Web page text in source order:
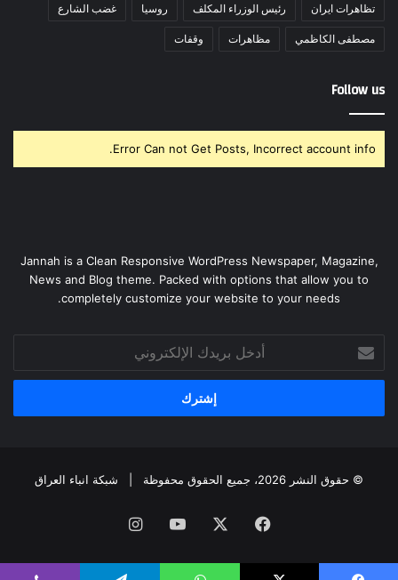
تظاهرات ايران رئيس الوزراء المكلف روسيا غضب الشارع
مصطفى الكاظمي مظاهرات وقفات
Follow us
Error Can not Get Posts, Incorrect account info.
Jannah is a Clean Responsive WordPress Newspaper, Magazine,
News and Blog theme. Packed with options that allow you to
completely customize your website to your needs.
بريدك
الإلكتروني
© حقوق النشر 2026، جميع الحقوق محفوظة | شبكة انباء العراق
فيسبوك ‫YouTubeانستقرام